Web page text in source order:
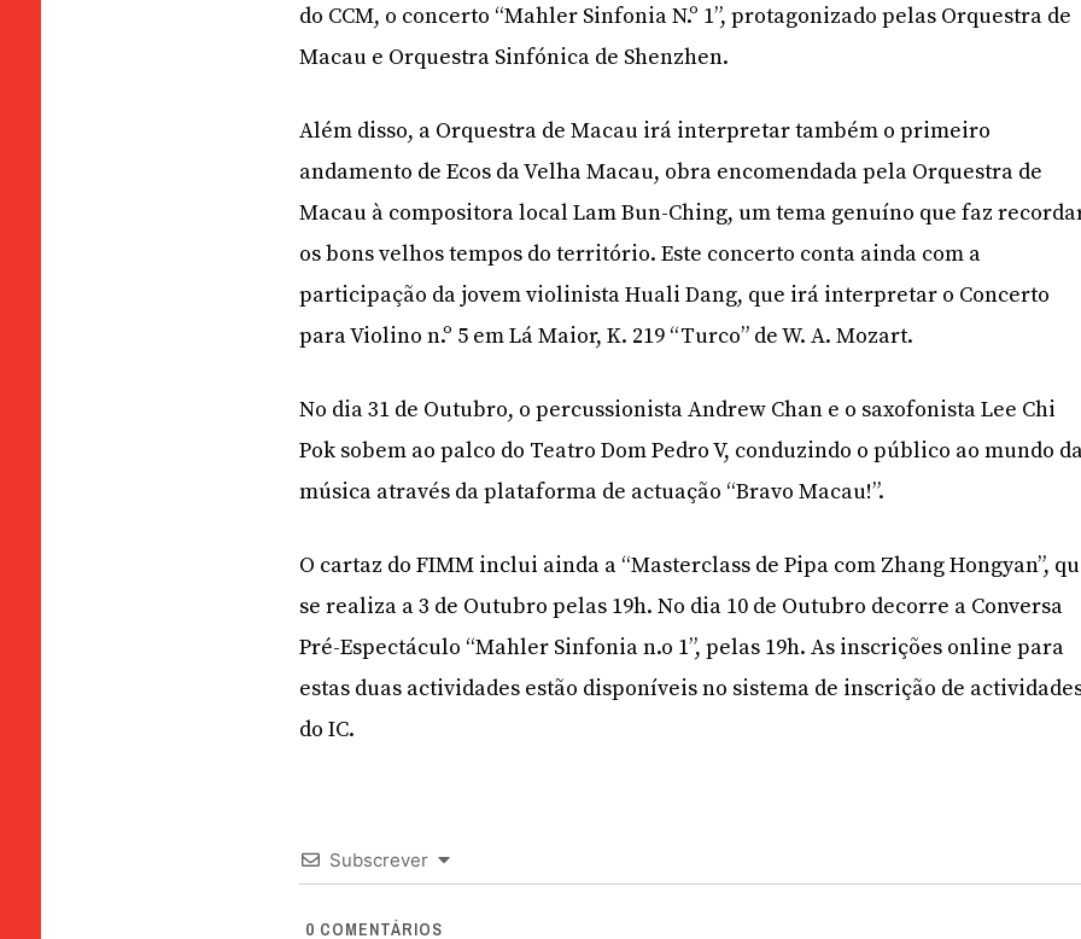
do CCM, o concerto “Mahler Sinfonia N.º 1”, protagonizado pelas Orquestra de
Macau e Orquestra Sinfónica de Shenzhen.
Além disso, a Orquestra de Macau irá interpretar também o primeiro
andamento de Ecos da Velha Macau, obra encomendada pela Orquestra de
Macau à compositora local Lam Bun-Ching, um tema genuíno que faz
os bons velhos tempos do território. Este concerto conta ainda com a
participação da jovem violinista Huali Dang, que irá interpretar o Concerto
para Violino n.º 5 em Lá Maior, K. 219 “Turco” de W. A. Mozart.
No dia 31 de Outubro, o percussionista Andrew Chan e o saxofonista Lee Chi
Pok sobem ao palco do Teatro Dom Pedro V, conduzindo o público ao mundo
música através da plataforma de actuação “Bravo Macau!”.
O cartaz do FIMM inclui ainda a “Masterclass de Pipa com Zhang Hongyan”,
se realiza a 3 de Outubro pelas 19h. No dia 10 de Outubro decorre a Conversa
Pré-Espectáculo “Mahler Sinfonia n.o 1”, pelas 19h. As inscrições online para
estas duas actividades estão disponíveis no sistema de inscrição de
do IC.
Subscrever
0 COMENTÁRIOS